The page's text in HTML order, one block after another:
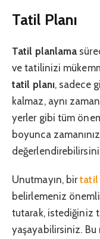
Tatil Planı
Tatil planlama
ve tatilinizi
tatil planı, sadece
kalmaz, aynı
yerler gibi tüm
boyunca
Unutmayın, birtatil
belirlemeniz
tutarak, istediğiniz
yaşayabilirsiniz.